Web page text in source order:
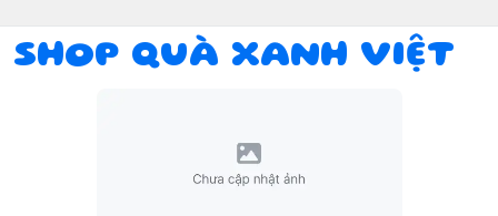
SHOP QUÀ XANH VIỆT